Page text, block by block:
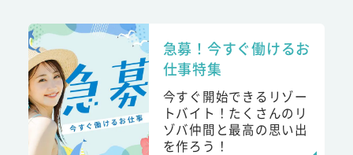
急募！今すぐ働けるお
仕事特集
今すぐ開始できるリゾー
トバイト！たくさんのリ
ゾバ仲間と最高の思い出
を作ろう！